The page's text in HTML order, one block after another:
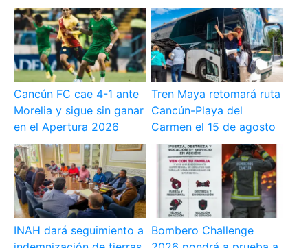
Cancún FC cae 4-1 ante
Morelia y sigue sin ganar
en el Apertura 2026
Tren Maya retomará ruta
Cancún-Playa del
Carmen el 15 de agosto
INAH dará seguimiento a
Bombero Challenge